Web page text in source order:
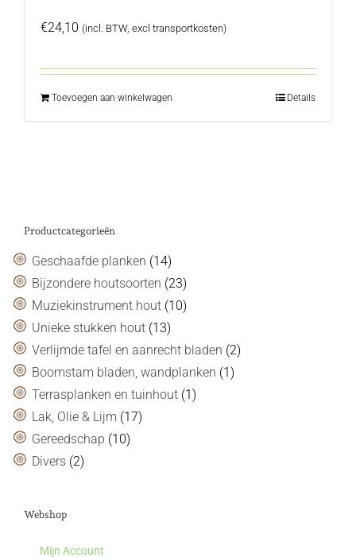
€24,10 (incl. BTW, excl transportkosten)
Toevoegen aan winkelwagen Details
Productcategorieën
Geschaafde planken (14)
Bijzondere houtsoorten (23)
Muziekinstrument hout (10)
Unieke stukken hout (13)
Verlijmde tafel en aanrecht bladen (2)
Boomstam bladen, wandplanken (1)
Terrasplanken en tuinhout (1)
Lak, Olie & Lijm (17)
Gereedschap (10)
Divers (2)
Webshop
Mijn Account